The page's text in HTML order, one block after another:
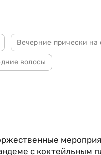
Вечерние прически на
волосы
с коктейльным